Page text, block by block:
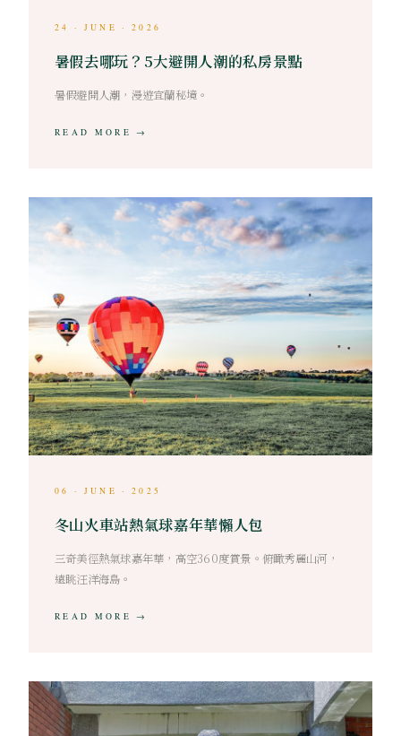
24 · JUNE · 2026
暑假去哪玩？5大避開人潮的私房景點
暑假避開人潮，漫遊宜蘭秘境。
READ MORE →
06 · JUNE · 2025
冬山火車站熱氣球嘉年華懶人包
三奇美徑熱氣球嘉年華，高空360度賞景。俯瞰秀麗山河，
遠眺汪洋海島。
READ MORE →